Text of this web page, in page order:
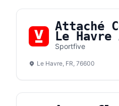
Attaché
Le
Club (F/H)
Sportfive
Le Havre, FR, 76600